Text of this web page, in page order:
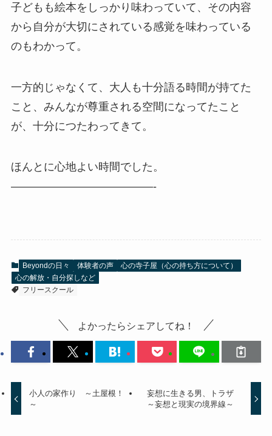
子どもも絵本をしっかり味わっていて、その内容
から自分が大切にされている感覚を味わっている
のもわかって。
一方的じゃなくて、大人も十分語る時間が持てた
こと、みんなが尊重される空間になってたこと
が、十分につたわってきて。
ほんとに心地よい時間でした。
—————————————-
Beyondの日々 体験者の声
心の寺子屋（心の持ち方について）
心の解放・自分探しなど
フリースクール
よかったらシェアしてね！
小人の家作り ～土屋根！
～
妄想に生きる男、トラザ
～妄想と現実の境界線～